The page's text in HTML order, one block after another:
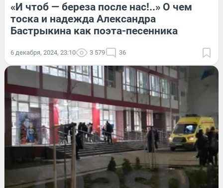
«И чтоб — береза после нас!..» О чем
тоска и надежда Александра
Бастрыкина как поэта-песенника
6 декабря, 2024, 23:10 3 579 36